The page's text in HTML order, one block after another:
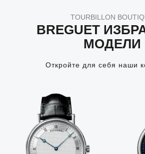
TOURBILLON
BREGUET
МОДЕЛИ
Откройте для себя наши